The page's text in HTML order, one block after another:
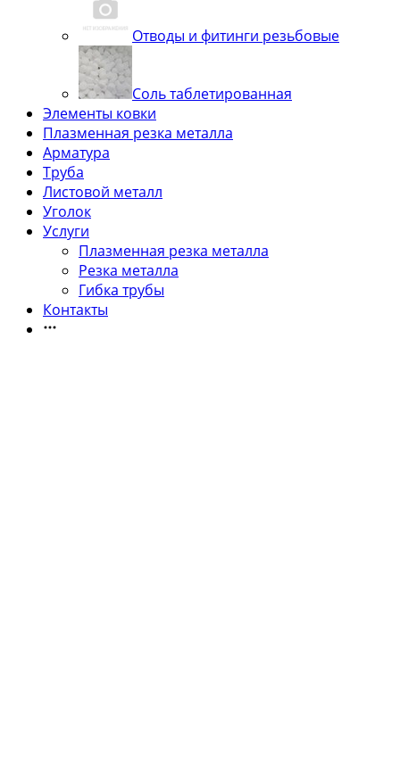
Отводы и фитинги резьбовые
Соль таблетированная
Элементы ковки
Плазменная резка металла
Арматура
Труба
Листовой металл
Уголок
Услуги
Плазменная резка металла
Резка металла
Гибка трубы
Контакты